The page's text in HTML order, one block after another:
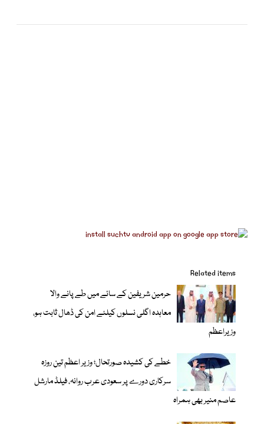
Related items
حرمین شریفین کے سائے میں طے پانے والا
معاہدہ اگلی نسلوں کیلئے امن کی ڈھال ثابت ہو،
وزیراعظم
خطے کی کشیدہ صورتحال؛ وزیر اعظم تین روزہ
سرکاری دورے پر سعودی عرب روانہ، فیلڈ مارشل
عاصم منیر بھی ہمراہ